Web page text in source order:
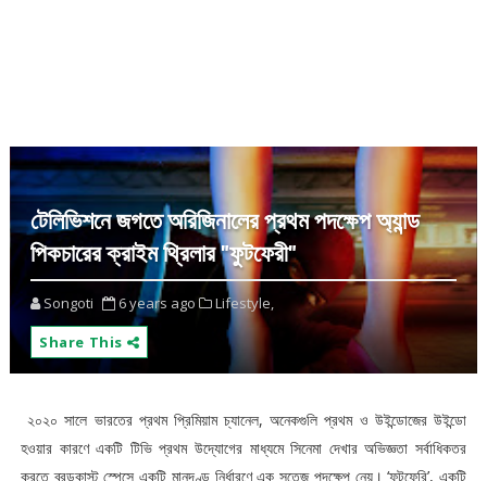
টেলিভিশনে জগতে অরিজিনালের প্রথম পদক্ষেপ অ্যান্ড
পিকচারের ক্রাইম থ্রিলার "ফুটফেরী"
Songoti 6 years ago
Lifestyle,
Share This
২০২০ সালে ভারতের প্রথম প্রিমিয়াম চ্যানেল, অনেকগুলি প্রথম ও উইন্ডোজের উইন্ডো
হওয়ার কারণে একটি টিভি প্রথম উদ্যোগের মাধ্যমে সিনেমা দেখার অভিজ্ঞতা সর্বাধিকতর
করতে ব্রডকাস্ট স্পেসে একটি মানদণ্ড নির্ধারণে এক সতেজ পদক্ষেপ নেয়। ‘ফুটফেরি’, একটি